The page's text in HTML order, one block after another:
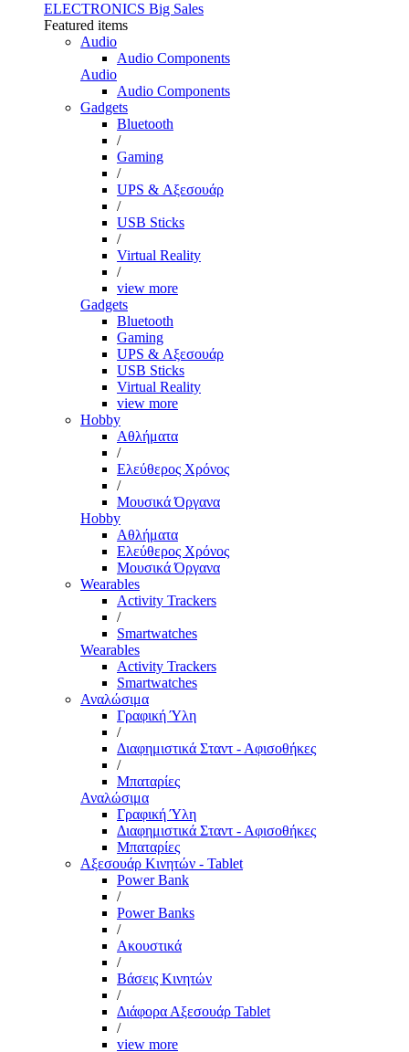
ELECTRONICS Big Sales
Featured items
Audio
Audio Components
Audio
Audio Components
Gadgets
Bluetooth
/
Gaming
/
UPS & Αξεσουάρ
/
USB Sticks
/
Virtual Reality
/
view more
Gadgets
Bluetooth
Gaming
UPS & Αξεσουάρ
USB Sticks
Virtual Reality
view more
Hobby
Αθλήματα
/
Ελεύθερος Χρόνος
/
Μουσικά Όργανα
Hobby
Αθλήματα
Ελεύθερος Χρόνος
Μουσικά Όργανα
Wearables
Activity Trackers
/
Smartwatches
Wearables
Activity Trackers
Smartwatches
Αναλώσιμα
Γραφική Ύλη
/
Διαφημιστικά Σταντ - Αφισοθήκες
/
Μπαταρίες
Αναλώσιμα
Γραφική Ύλη
Διαφημιστικά Σταντ - Αφισοθήκες
Μπαταρίες
Αξεσουάρ Κινητών - Tablet
Power Bank
/
Power Banks
/
Ακουστικά
/
Βάσεις Κινητών
/
Διάφορα Αξεσουάρ Tablet
/
view more